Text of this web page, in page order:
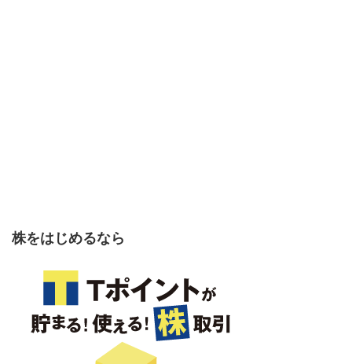
株をはじめるなら